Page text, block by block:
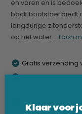
en varen en is
back bootstoel biedt
langdurige
op het water...Toon
Gratis verzending
Verzendkosten
Beste prijsgarantie
Klaar voor